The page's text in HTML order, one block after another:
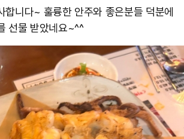
합니다~ 훌륭한 안주와 좋은분들 덕분에
선물 받았네요~^^